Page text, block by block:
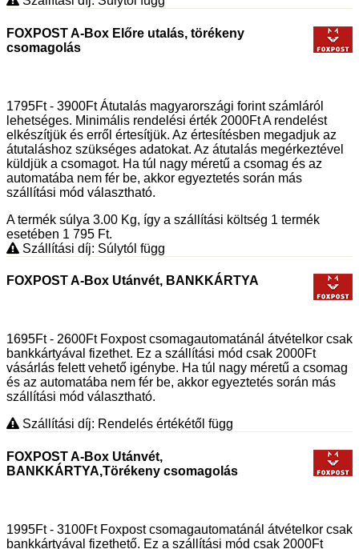
FOXPOST A-Box Előre utalás, törékeny
csomagolás
1795Ft - 3900Ft Átutalás magyarországi forint számláról
lehetséges. Minimális rendelési érték 2000Ft A rendelést
elkészítjük és erről értesítjük. Az értesítésben megadjuk az
átutaláshoz szükséges adatokat. Az átutalás megérkeztével
küldjük a csomagot. Ha túl nagy méretű a csomag és az
automatába nem fér be, akkor egyeztetés során más
szállítási mód választható.
A termék súlya 3.00 Kg, így a szállítási költség 1 termék
esetében 1 795 Ft.
Szállítási díj: Súlytól függ
FOXPOST A-Box Utánvét, BANKKÁRTYA
1695Ft - 2600Ft Foxpost csomagautomatánál átvételkor csak
bankkártyával fizethet. Ez a szállítási mód csak 2000Ft
vásárlás felett vehető igénybe. Ha túl nagy méretű a csomag
és az automatába nem fér be, akkor egyeztetés során más
szállítási mód választható.
Szállítási díj: Rendelés értékétől függ
FOXPOST A-Box Utánvét,
BANKKÁRTYA,Törékeny csomagolás
1995Ft - 3100Ft Foxpost csomagautomatánál átvételkor csak
bankkártyával fizethető. Ez a szállítási mód csak 2000Ft